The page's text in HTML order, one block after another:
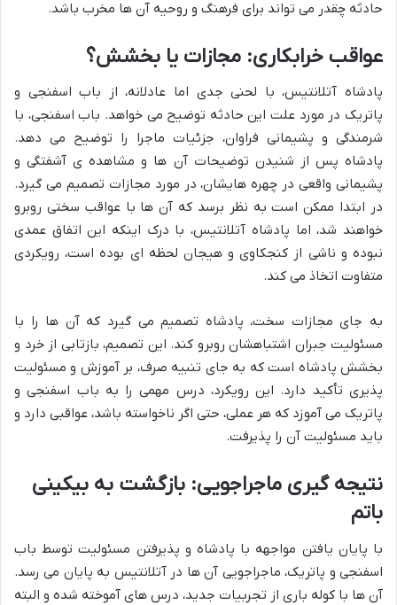
حادثه چقدر می تواند برای فرهنگ و روحیه آن ها مخرب باشد.
عواقب خرابکاری: مجازات یا بخشش؟
پادشاه آتلانتیس، با لحنی جدی اما عادلانه، از باب اسفنجی و
پاتریک در مورد علت این حادثه توضیح می خواهد. باب اسفنجی، با
شرمندگی و پشیمانی فراوان، جزئیات ماجرا را توضیح می دهد.
پادشاه پس از شنیدن توضیحات آن ها و مشاهده ی آشفتگی و
پشیمانی واقعی در چهره هایشان، در مورد مجازات تصمیم می گیرد.
در ابتدا ممکن است به نظر برسد که آن ها با عواقب سختی روبرو
خواهند شد، اما پادشاه آتلانتیس، با درک اینکه این اتفاق عمدی
نبوده و ناشی از کنجکاوی و هیجان لحظه ای بوده است، رویکردی
متفاوت اتخاذ می کند.
به جای مجازات سخت، پادشاه تصمیم می گیرد که آن ها را با
مسئولیت جبران اشتباهشان روبرو کند. این تصمیم، بازتابی از خرد و
بخشش پادشاه است که به جای تنبیه صرف، بر آموزش و مسئولیت
پذیری تأکید دارد. این رویکرد، درس مهمی را به باب اسفنجی و
پاتریک می آموزد که هر عملی، حتی اگر ناخواسته باشد، عواقبی دارد و
باید مسئولیت آن را پذیرفت.
نتیجه گیری ماجراجویی: بازگشت به بیکینی
باتم
با پایان یافتن مواجهه با پادشاه و پذیرفتن مسئولیت توسط باب
اسفنجی و پاتریک، ماجراجویی آن ها در آتلانتیس به پایان می رسد.
آن ها با کوله باری از تجربیات جدید، درس های آموخته شده و البته